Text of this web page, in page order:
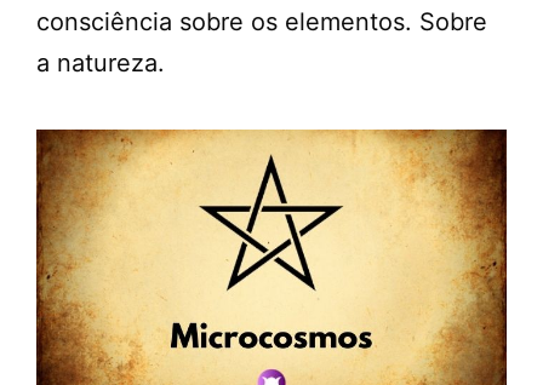
consciência sobre os elementos. Sobre
a natureza.